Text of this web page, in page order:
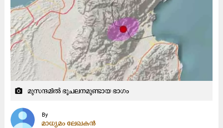
camera_alt മുസന്ദമിൽ ഭൂചലനമുണ്ടായ ഭാഗം
By
മാധ്യമം ലേഖകൻ